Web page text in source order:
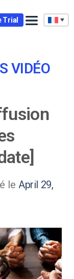
Trial
VIDÉO
le April 29,